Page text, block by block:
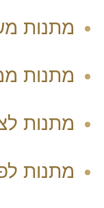
מתנות
מתנות
מתנות
מתנות